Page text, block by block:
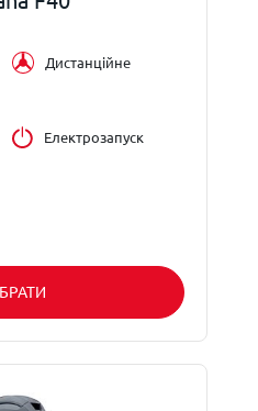
Дистанційне
Електрозапуск